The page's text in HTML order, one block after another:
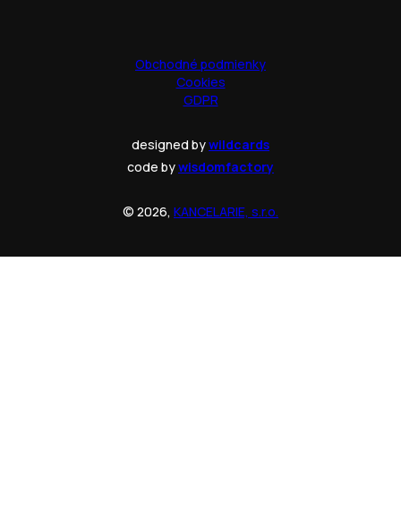
Obchodné podmienky
Cookies
GDPR
designed bywildcards
code bywisdomfactory
© 2026, KANCELARIE, s.r.o.